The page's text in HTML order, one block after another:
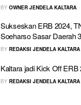
BY OWNER JENDELA KALTARA
Sukseskan ERB 2024,
Soeharso Sasar Daerah
BY REDAKSI JENDELA KALTARA
Kaltara jadi Kick Off ERB
BY REDAKSI JENDELA KALTARA